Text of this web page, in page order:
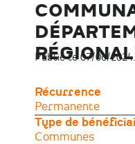
Publié le 07/06/2024.
Récurrence
Permanente
Type de
Communes